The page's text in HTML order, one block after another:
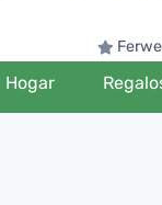
Hogar